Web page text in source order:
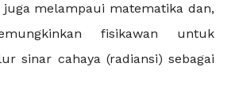
melampaui matematika dan,
fisikawan untuk
sinar cahaya (radiansi) sebagai